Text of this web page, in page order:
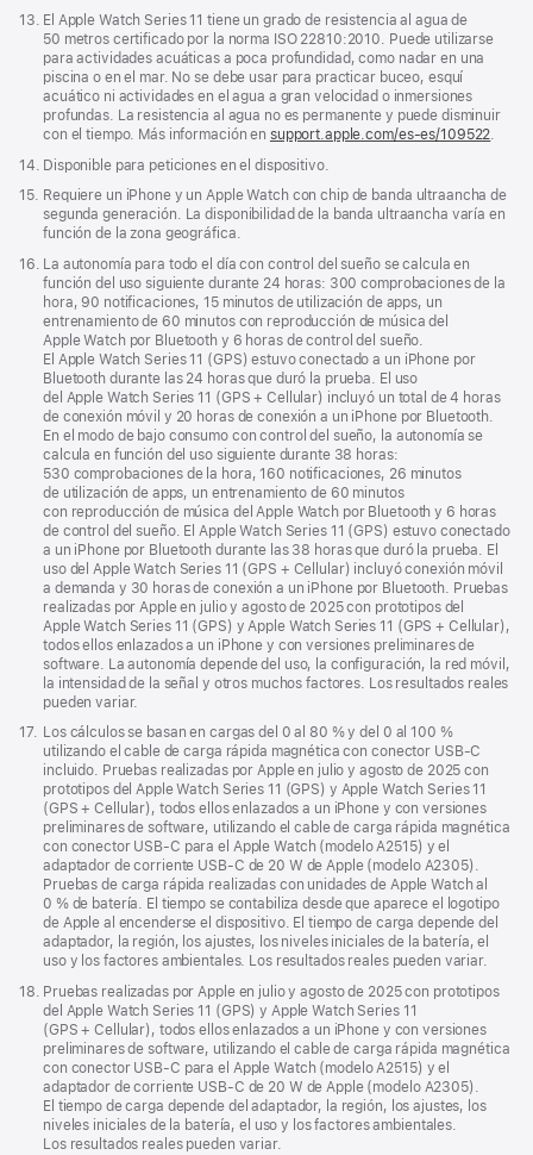
Nota
página
13. El Apple Watch Series 11 tiene un grado de resistencia al agua de
50 metros certificado por la norma ISO 22810:2010. Puede utilizarse
para actividades acuáticas a poca profundidad, como nadar en una
piscina o en el mar. No se debe usar para practicar buceo, esquí
acuático ni actividades en el agua a gran velocidad o inmersiones
profundas. La resistencia al agua no es permanente y puede disminuir
con el tiempo. Más información en support.apple.com/es-es/109522.
Nota
pie
página
14. Disponible para peticiones en el dispositivo.
Nota
página
15. Requiere un iPhone y un Apple Watch con chip de banda ultraancha de
segunda generación. La disponibilidad de la banda ultraancha varía en
función de la zona geográfica.
Nota
página
16. La autonomía para todo el día con control del sueño se calcula en
función del uso siguiente durante 24 horas: 300 comprobaciones de la
hora, 90 notificaciones, 15 minutos de utilización de apps, un
entrenamiento de 60 minutos con reproducción de música del
Apple Watch por Bluetooth y 6 horas de control del sueño.
El Apple Watch Series 11 (GPS) estuvo conectado a un iPhone por
Bluetooth durante las 24 horas que duró la prueba. El uso
del Apple Watch Series 11 (GPS + Cellular) incluyó un total de 4 horas
de conexión móvil y 20 horas de conexión a un iPhone por Bluetooth.
En el modo de bajo consumo con control del sueño, la autonomía se
calcula en función del uso siguiente durante 38 horas:
530 comprobaciones de la hora, 160 notificaciones, 26 minutos
de utilización de apps, un entrenamiento de 60 minutos
con reproducción de música del Apple Watch por Bluetooth y 6 horas
de control del sueño. El Apple Watch Series 11 (GPS) estuvo conectado
a un iPhone por Bluetooth durante las 38 horas que duró la prueba. El
uso del Apple Watch Series 11 (GPS + Cellular) incluyó conexión móvil
a demanda y 30 horas de conexión a un iPhone por Bluetooth. Pruebas
realizadas por Apple en julio y agosto de 2025 con prototipos del
Apple Watch Series 11 (GPS) y Apple Watch Series 11 (GPS + Cellular),
todos ellos enlazados a un iPhone y con versiones preliminares de
software. La autonomía depende del uso, la configuración, la red móvil,
la intensidad de la señal y otros muchos factores. Los resultados reales
pueden variar.
Nota
página
17. Los cálculos se basan en cargas del 0 al 80 % y del 0 al 100 %
utilizando el cable de carga rápida magnética con conector USB‑C
incluido. Pruebas realizadas por Apple en julio y agosto de 2025 con
prototipos del Apple Watch Series 11 (GPS) y Apple Watch Series 11
(GPS + Cellular), todos ellos enlazados a un iPhone y con versiones
preliminares de software, utilizando el cable de carga rápida magnética
con conector USB‑C para el Apple Watch (modelo A2515) y el
adaptador de corriente USB‑C de 20 W de Apple (modelo A2305).
Pruebas de carga rápida realizadas con unidades de Apple Watch al
0 % de batería. El tiempo se contabiliza desde que aparece el logotipo
de Apple al encenderse el dispositivo. El tiempo de carga depende del
adaptador, la región, los ajustes, los niveles iniciales de la batería, el
uso y los factores ambientales. Los resultados reales pueden variar.
Nota
página
18. Pruebas realizadas por Apple en julio y agosto de 2025 con prototipos
del Apple Watch Series 11 (GPS) y Apple Watch Series 11
(GPS + Cellular), todos ellos enlazados a un iPhone y con versiones
preliminares de software, utilizando el cable de carga rápida magnética
con conector USB‑C para el Apple Watch (modelo A2515) y el
adaptador de corriente USB‑C de 20 W de Apple (modelo A2305).
El tiempo de carga depende del adaptador, la región, los ajustes, los
niveles iniciales de la batería, el uso y los factores ambientales.
Los resultados reales pueden variar.